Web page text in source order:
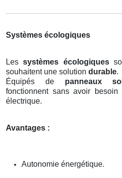
Systèmes écologiques
Lessystèmes écologiques
souhaitent une solution durable.
Équipés de panneaux
fonctionnent sans avoir
électrique.
Avantages :
Autonomie énergétique.